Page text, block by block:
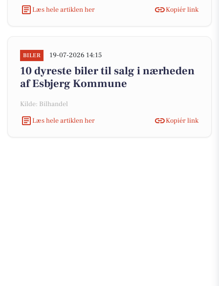
Læs hele artiklen her
Kopiér link
BILER 19-07-2026 14:15
10 dyreste biler til salg i nærheden
af Esbjerg Kommune
Kilde: Bilhandel
Læs hele artiklen her
Kopiér link